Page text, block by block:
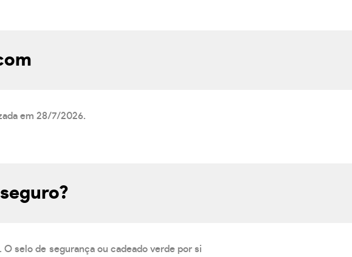
em 28/7/2026.
selo de segurança ou cadeado verde por si